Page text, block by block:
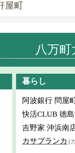
屋町
八万
暮らし
阿波銀行 問屋
快活CLUB 徳
吉野家 沖浜南
カサブランカ (